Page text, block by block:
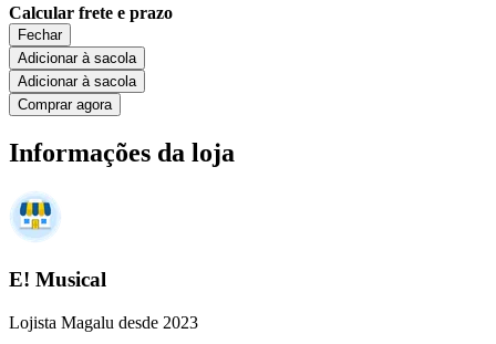
Calcular frete e prazo
Fechar
Adicionar à sacola
Adicionar à sacola
Comprar agora
Informações da loja
E! Musical
Lojista Magalu desde 2023